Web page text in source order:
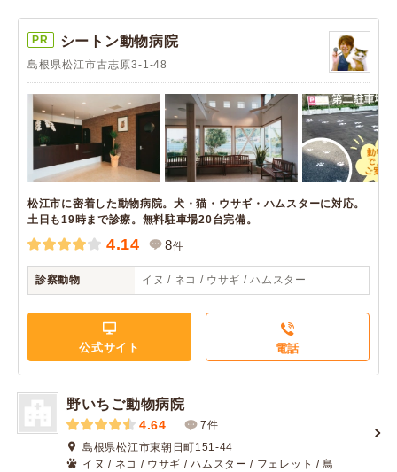
PR シートン動物病院
島根県松江市古志原3-1-48
松江市に密着した動物病院。犬・猫・ウサギ・ハムスターに対応。
土日も19時まで診療。無料駐車場20台完備。
4.14 8件
診察動物 イヌ / ネコ / ウサギ / ハムスター
公式サイト 電話
野いちご動物病院
4.64
7件
島根県松江市東朝日町151-44
イヌ / ネコ / ウサギ / ハムスター / フェレット / 鳥